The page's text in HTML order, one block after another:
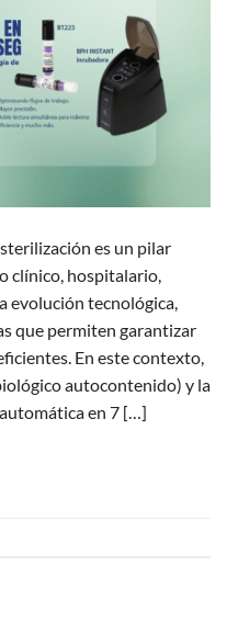
es un pilar
clínico, hospitalario,
evolución tecnológica,
que permiten garantizar
En este contexto,
autocontenido) y la
en 7 […]